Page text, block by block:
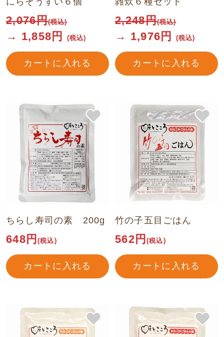
2,076円(税込)
→ 1,858 円(税込)
カートに入れる
2,248円(税込)
→ 1,976 円(税込)
カートに入れる
ちらし寿司の素 200g
648円(税込)
カートに入れる
竹の子五目ごはん
562円(税込)
カートに入れる